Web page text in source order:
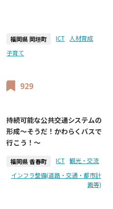
福岡県 岡垣町 ICT
人材育成
子育て
929
持続可能な公共交通システムの
形成～そうだ！かわらくバスで
行こう！～
福岡県 香春町 ICT
観光・交流
インフラ整備(道路・交通・都市計
画等)